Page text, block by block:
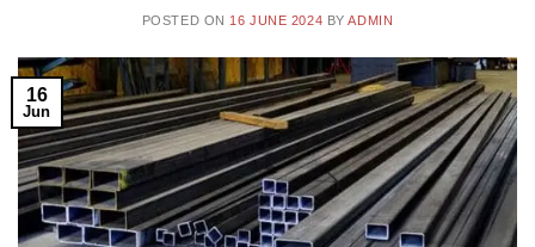
POSTED ON 16 JUNE 2024 BYADMIN
16
Jun